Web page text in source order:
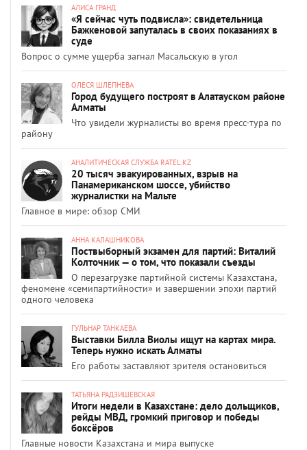
АЛИСА ГРАНД
«Я сейчас чуть подвисла»: свидетельница
Бажкеновой запуталась в своих показаниях в
суде
Вопрос о сумме ущерба загнал Масальскую в угол
ОЛЕСЯ ШЛЕПНЕВА
Город будущего построят в Алатауском районе
Алматы
Что увидели журналисты во время пресс-тура по
району
АНАЛИТИЧЕСКАЯ СЛУЖБА RATEL.KZ
20 тысяч эвакуированных, взрыв на
Панамериканском шоссе, убийство
журналистки на Мальте
Главное в мире: обзор СМИ
АННА КАЛАШНИКОВА
Поствыборный экзамен для партий: Виталий
Колточник — о том, что показали съезды
О перезагрузке партийной системы Казахстана,
феномене «семипартийности» и завершении эпохи партий
одного человека
ГУЛЬНАР ТАНКАЕВА
Выставки Билла Виолы ищут на картах мира.
Теперь нужно искать Алматы
Его работы заставляют зрителя остановиться
ТАТЬЯНА РАДЗИШЕВСКАЯ
Итоги недели в Казахстане: дело дольщиков,
рейды МВД, громкий приговор и победы
боксёров
Главные новости Казахстана и мира выпуске